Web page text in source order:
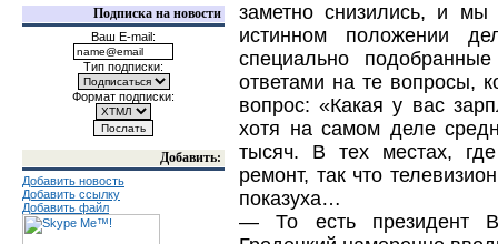
Подписка на новости
Ваш E-mail:
Тип подписки:
Формат подписки:
Добавить:
Добавить новость
Добавить ссылку
Добавить файл
заметно снизились, и мы
истинном положении
специально
ответами на те вопросы,
вопрос: «Какая у вас
хотя на самом деле
тысяч. В тех местах,
ремонт, так что
показуха…
— То есть президент